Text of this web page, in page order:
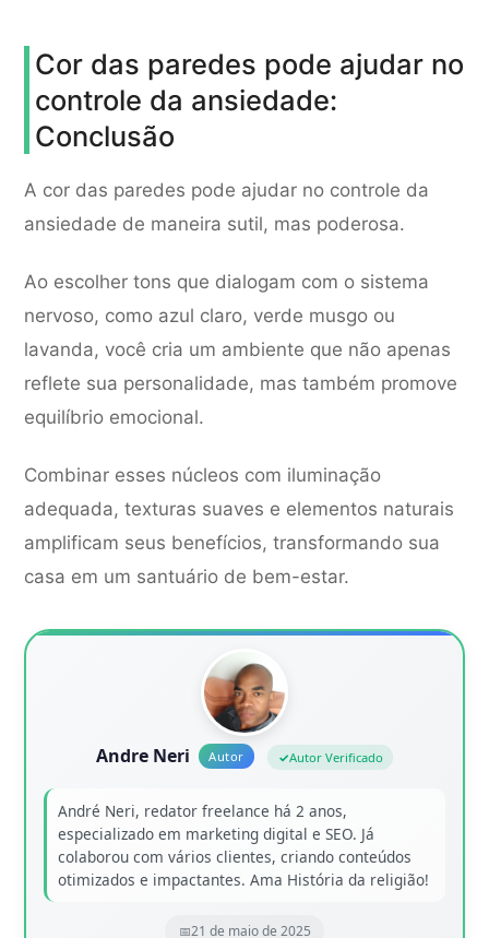
Cor das paredes pode ajudar no
controle da ansiedade:
Conclusão
A cor das paredes pode ajudar no controle da
ansiedade de maneira sutil, mas poderosa.
Ao escolher tons que dialogam com o sistema
nervoso, como azul claro, verde musgo ou
lavanda, você cria um ambiente que não apenas
reflete sua personalidade, mas também promove
equilíbrio emocional.
Combinar esses núcleos com iluminação
adequada, texturas suaves e elementos naturais
amplificam seus benefícios, transformando sua
casa em um santuário de bem-estar.
Andre Neri Autor Verificado
André Neri, redator freelance há 2 anos,
especializado em marketing digital e SEO. Já
colaborou com vários clientes, criando conteúdos
otimizados e impactantes. Ama História da religião!
21 de maio de 2025